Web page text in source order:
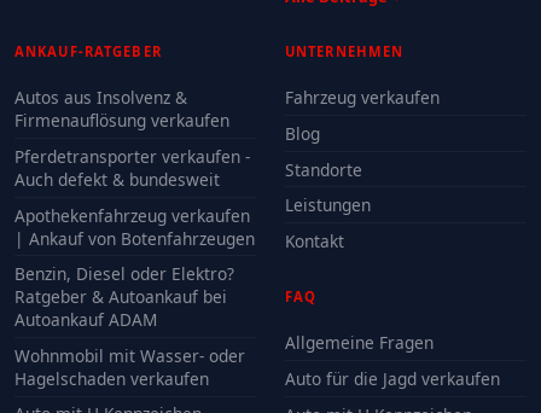
ANKAUF-RATGEBER
Autos aus Insolvenz &
Firmenauflösung verkaufen
Pferdetransporter verkaufen -
Auch defekt & bundesweit
Apothekenfahrzeug verkaufen
| Ankauf von Botenfahrzeugen
Benzin, Diesel oder Elektro?
Ratgeber & Autoankauf bei
Autoankauf ADAM
Wohnmobil mit Wasser- oder
Hagelschaden verkaufen
UNTERNEHMEN
Fahrzeug verkaufen
Blog
Standorte
Leistungen
Kontakt
FAQ
Allgemeine Fragen
Auto für die Jagd verkaufen